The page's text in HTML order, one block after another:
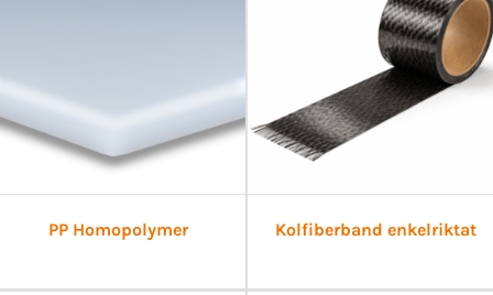
PP Homopolymer Kolfiberband enkelriktat